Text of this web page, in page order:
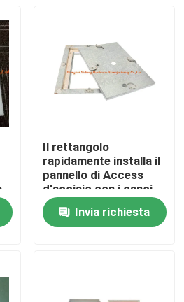
Il rettangolo
rapidamente installa il
pannello di Access
d'acciaio con i ganci
pesanti della covata
quattroInvia richiesta